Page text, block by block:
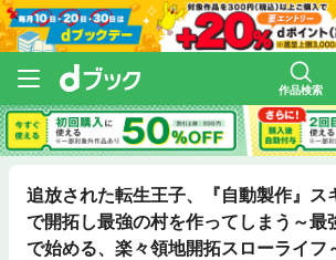
作品検索
追放された転生王子、『自動製作』ス
で開拓し最強の村を作ってしまう～最
で始める、楽々領地開拓スローライフ